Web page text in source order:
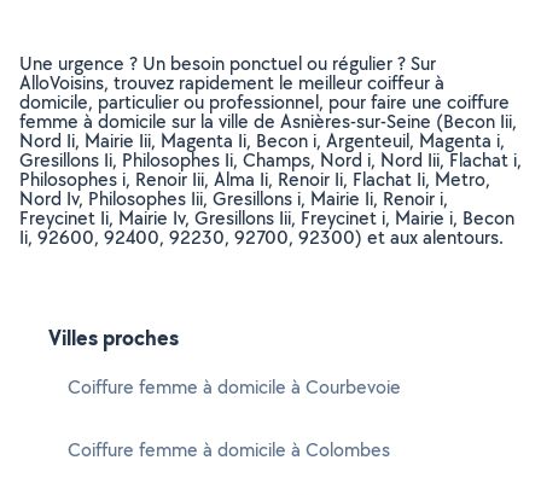
Une urgence ? Un besoin ponctuel ou régulier ? Sur
AlloVoisins, trouvez rapidement le meilleur coiffeur à
domicile, particulier ou professionnel, pour faire une coiffure
femme à domicile sur la ville de Asnières-sur-Seine (Becon Iii,
Nord Ii, Mairie Iii, Magenta Ii, Becon i, Argenteuil, Magenta i,
Gresillons Ii, Philosophes Ii, Champs, Nord i, Nord Iii, Flachat i,
Philosophes i, Renoir Iii, Alma Ii, Renoir Ii, Flachat Ii, Metro,
Nord Iv, Philosophes Iii, Gresillons i, Mairie Ii, Renoir i,
Freycinet Ii, Mairie Iv, Gresillons Iii, Freycinet i, Mairie i, Becon
Ii, 92600, 92400, 92230, 92700, 92300) et aux alentours.
Villes proches
Coiffure femme à domicile à Courbevoie
Coiffure femme à domicile à Colombes